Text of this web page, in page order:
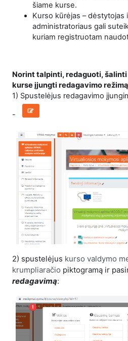
šiame kurse.
Kurso kūrėjas – dėstytojas
administratoriaus gali
kuriam registruotam
Norint talpinti, redaguoti,
kurse įjungti redagavimo režimą
1) Spustelėjus redagavimo
-
2) spustelėjus kurso valdymo
krumpliaračio piktogramą ir
redagavimą: